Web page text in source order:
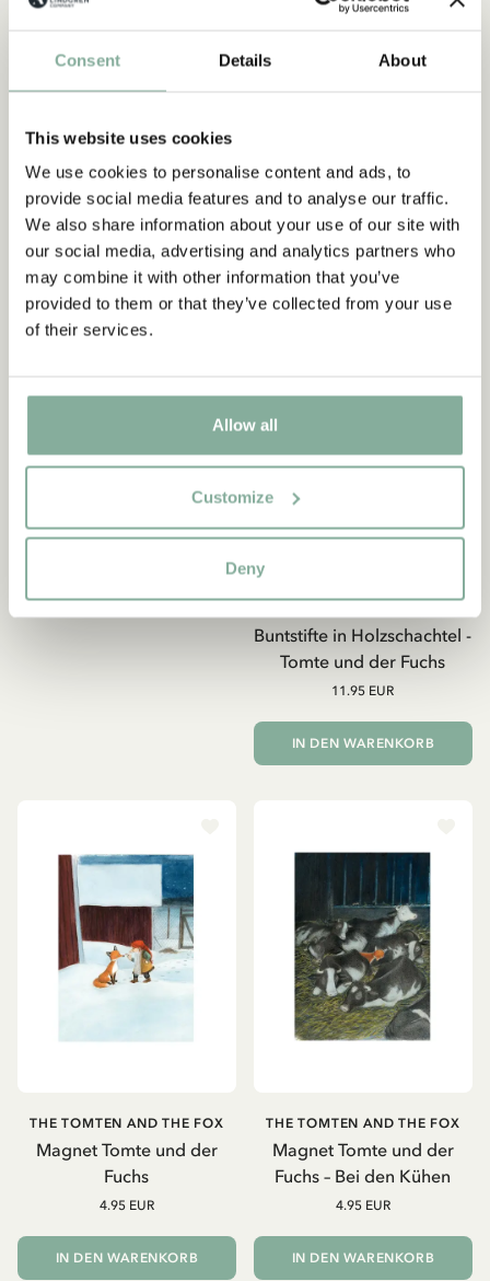
Consent Details About
This website uses cookies
We use cookies to personalise content and ads, to
provide social media features and to analyse our traffic.
We also share information about your use of our site with
our social media, advertising and analytics partners who
may combine it with other information that you’ve
provided to them or that they’ve collected from your use
of their services.
Allow all
Customize
Deny
Fuchs - 30 x 40 cm
THE TOMTEN AND THE FOX
13.95 EUR
IN DEN WARENKORB
Buntstifte in Holzschachtel -
Tomte und der Fuchs
11.95 EUR
IN DEN WARENKORB
Magnet Tomte und der
Fuchs
THE TOMTEN AND THE FOX
4.95 EUR
IN DEN WARENKORB
Magnet Tomte und der
Fuchs – Bei den Kühen
THE TOMTEN AND THE FOX
4.95 EUR
IN DEN WARENKORB